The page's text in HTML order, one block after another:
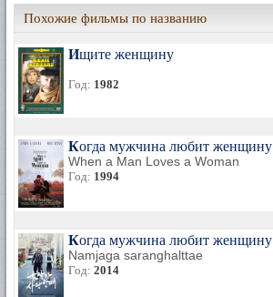
Похожие фильмы по названию
Ищите женщину
Год: 1982
Когда мужчина любит женщину
When a Man Loves a Woman
Год: 1994
Когда мужчина любит женщину
Namjaga saranghalttae
Год: 2014